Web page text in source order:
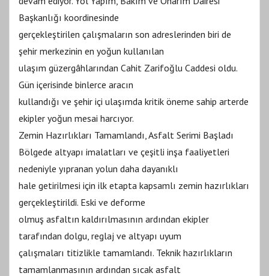
Başkanlığı koordinesinde
gerçekleştirilen çalışmaların son adreslerinden biri de
şehir merkezinin en yoğun kullanılan
ulaşım güzergâhlarından Cahit Zarifoğlu Caddesi oldu.
Gün içerisinde binlerce aracın
kullandığı ve şehir içi ulaşımda kritik öneme sahip arterde
ekipler yoğun mesai harcıyor.
Zemin Hazırlıkları Tamamlandı, Asfalt Serimi Başladı
Bölgede altyapı imalatları ve çeşitli inşa faaliyetleri
nedeniyle yıpranan yolun daha dayanıklı
hale getirilmesi için ilk etapta kapsamlı zemin hazırlıkları
gerçekleştirildi. Eski ve deforme
olmuş asfaltın kaldırılmasının ardından ekipler
tarafından dolgu, reglaj ve altyapı uyum
çalışmaları titizlikle tamamlandı. Teknik hazırlıkların
tamamlanmasının ardından sıcak asfalt